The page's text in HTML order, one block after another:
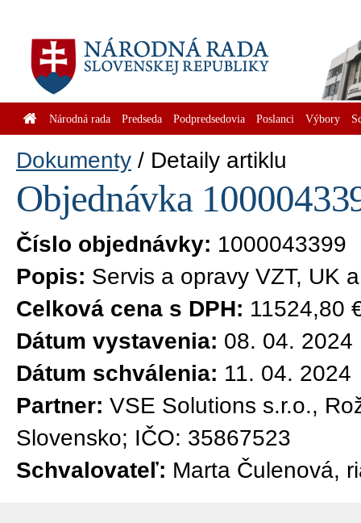
Národná rada Predseda Podpredsedovia Poslanci Výbory
Dokumenty Detaily artiklu
Objednávka
Číslo objednávky: 1000043399
Popis: Servis a opravy VZT, UK
Celková cena s DPH: 11524,80
Dátum vystavenia: 08. 04. 2024
Dátum schválenia: 11. 04. 2024
Partner: VSE Solutions s.r.o.,
Slovensko; IČO: 35867523
Schvalovateľ: Marta Čulenová,